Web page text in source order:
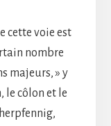
cette voie est
nombre
majeurs, » y
le côlon et le